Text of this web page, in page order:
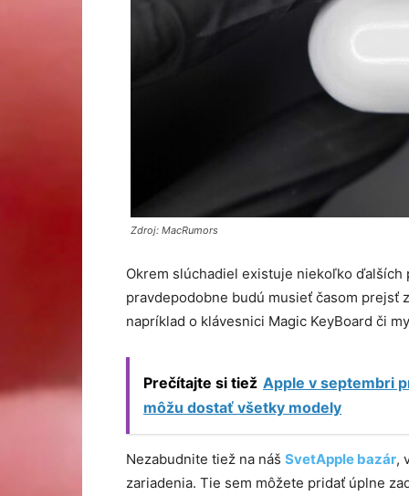
Zdroj: MacRumors
Okrem slúchadiel existuje niekoľko
pravdepodobne budú musieť časom prejsť
napríklad o klávesnici Magic KeyBoard či
Prečítajte si tiež Apple v septembri
môžu dostať všetky modely
Nezabudnite tiež na náš SvetApple bazár,
zariadenia. Tie sem môžete pridať úplne